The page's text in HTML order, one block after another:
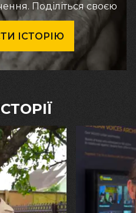
Поділіться своєю
ІСТОРІЮ